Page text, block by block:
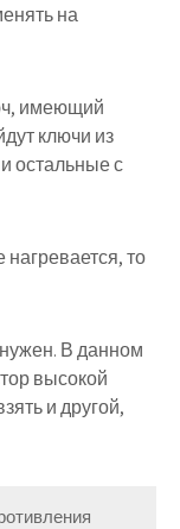
на
имеющий
ключи из
и остальные с
нагревается, то
В данном
высокой
и другой,